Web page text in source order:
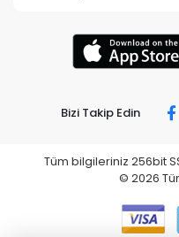
Bizi Takip Edin
Tüm bilgileriniz 256bit
© 2026